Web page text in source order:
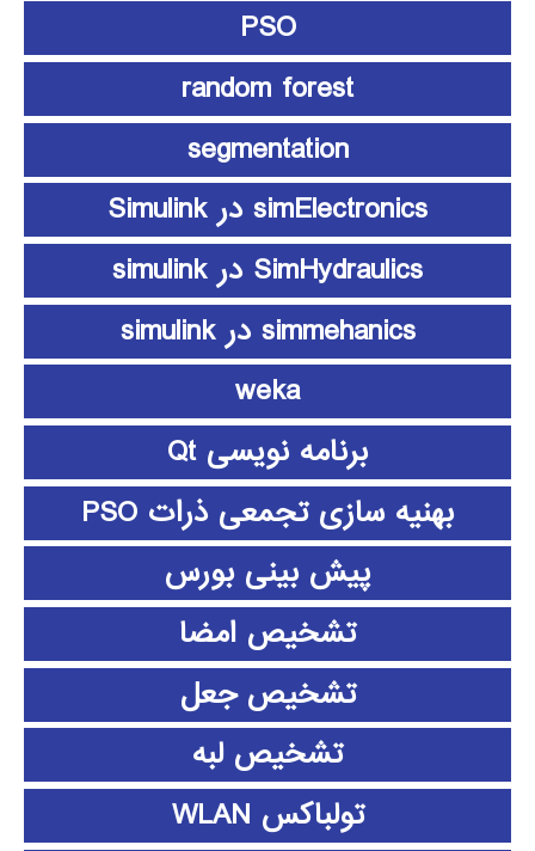
PSO
random forest
segmentation
simElectronics در Simulink
SimHydraulics در simulink
simmehanics در simulink
weka
برنامه نویسی Qt
بهنیه سازی تجمعی ذرات PSO
پیش بینی بورس
تشخیص امضا
تشخیص جعل
تشخیص لبه
تولباکس WLAN